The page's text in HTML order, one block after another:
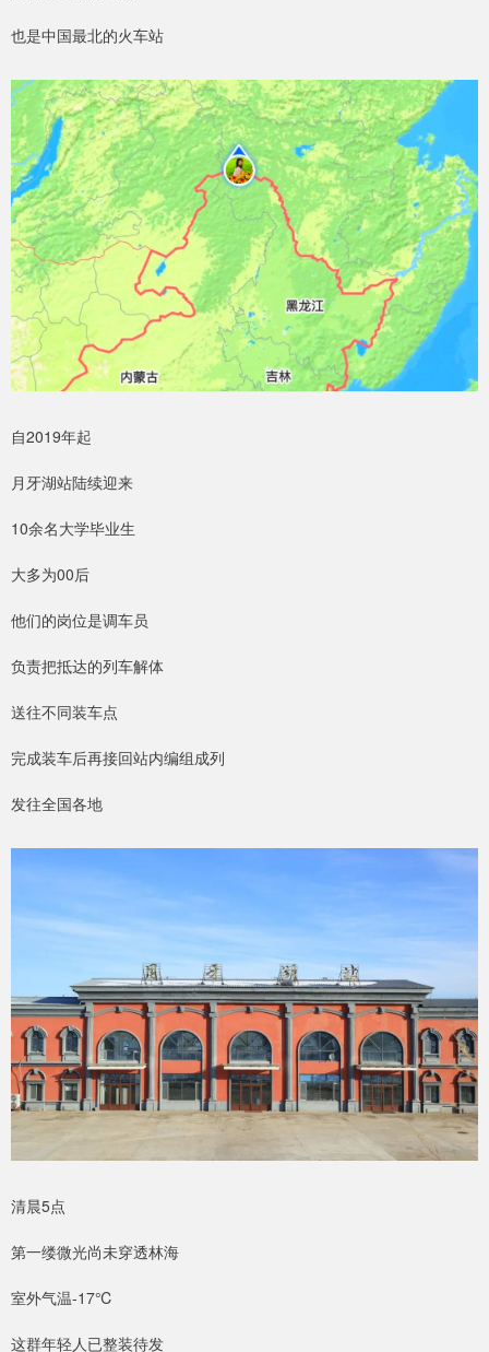
也是中国最北的火车站
自2019年起
月牙湖站陆续迎来
10余名大学毕业生
大多为00后
他们的岗位是调车员
负责把抵达的列车解体
送往不同装车点
完成装车后再接回站内编组成列
发往全国各地
清晨5点
第一缕微光尚未穿透林海
室外气温-17℃
这群年轻人已整装待发